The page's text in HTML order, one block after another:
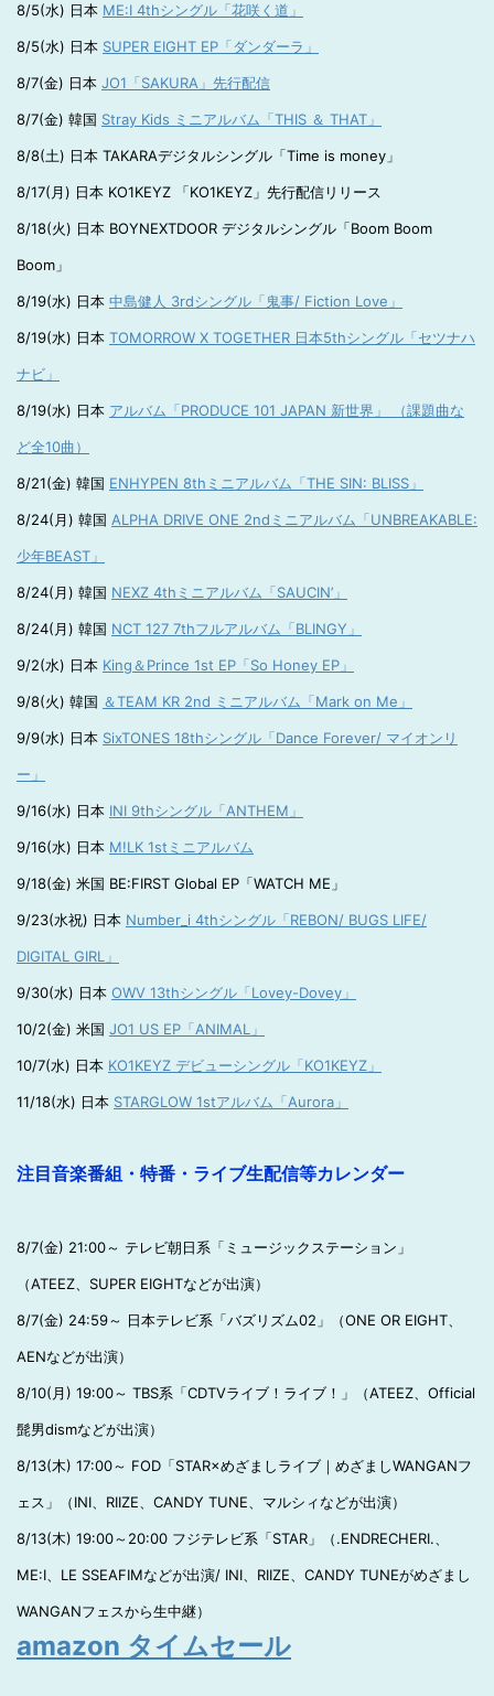
8/5(水) 日本 ME:I 4thシングル「花咲く道」
8/5(水) 日本 SUPER EIGHT EP「ダンダーラ」
8/7(金) 日本 JO1「SAKURA」先行配信
8/7(金) 韓国 Stray Kids ミニアルバム「THIS ＆ THAT」
8/8(土) 日本 TAKARAデジタルシングル「Time is money」
8/17(月) 日本 KO1KEYZ 「KO1KEYZ」先行配信リリース
8/18(火) 日本 BOYNEXTDOOR デジタルシングル「Boom Boom
Boom」
8/19(水) 日本 中島健人 3rdシングル「鬼事/ Fiction Love」
8/19(水) 日本 TOMORROW X TOGETHER 日本5thシングル「セツナハ
ナビ」
8/19(水) 日本 アルバム「PRODUCE 101 JAPAN 新世界」 （課題曲な
ど全10曲）
8/21(金) 韓国 ENHYPEN 8thミニアルバム「THE SIN: BLISS」
8/24(月) 韓国 ALPHA DRIVE ONE 2ndミニアルバム「UNBREAKABLE:
少年BEAST」
8/24(月) 韓国 NEXZ 4thミニアルバム「SAUCIN’」
8/24(月) 韓国 NCT 127 7thフルアルバム「BLINGY」
9/2(水) 日本 King＆Prince 1st EP「So Honey EP」
9/8(火) 韓国 ＆TEAM KR 2nd ミニアルバム「Mark on Me」
9/9(水) 日本 SixTONES 18thシングル「Dance Forever/ マイオンリ
ー」
9/16(水) 日本 INI 9thシングル「ANTHEM」
9/16(水) 日本 M!LK 1stミニアルバム
9/18(金) 米国 BE:FIRST Global EP「WATCH ME」
9/23(水祝) 日本 Number_i 4thシングル「REBON/ BUGS LIFE/
DIGITAL GIRL」
9/30(水) 日本 OWV 13thシングル「Lovey-Dovey」
10/2(金) 米国 JO1 US EP「ANIMAL」
10/7(水) 日本 KO1KEYZ デビューシングル「KO1KEYZ」
11/18(水) 日本 STARGLOW 1stアルバム「Aurora」
注目音楽番組・特番・ライブ生配信等カレンダー
8/7(金) 21:00～ テレビ朝日系「ミュージックステーション」
（ATEEZ、SUPER EIGHTなどが出演）
8/7(金) 24:59～ 日本テレビ系「バズリズム02」（ONE OR EIGHT、
AENなどが出演）
8/10(月) 19:00～ TBS系「CDTVライブ！ライブ！」（ATEEZ、Official
髭男dismなどが出演）
8/13(木) 17:00～ FOD「STAR×めざましライブ｜めざましWANGANフ
ェス」（INI、RIIZE、CANDY TUNE、マルシィなどが出演）
8/13(木) 19:00～20:00 フジテレビ系「STAR」（.ENDRECHERI.、
ME:I、LE SSEAFIMなどが出演/ INI、RIIZE、CANDY TUNEがめざまし
WANGANフェスから生中継）
amazon タイムセール